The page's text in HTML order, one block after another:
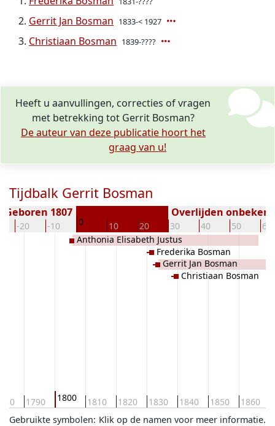
Gerrit Jan Bosman 1833-< 1927
Christiaan Bosman 1839-????
Heeft u aanvullingen, correcties of vragen
met betrekking tot Gerrit Bosman?
De auteur van deze publicatie hoort het
graag van u!
Tijdbalk Gerrit Bosman
-20 -10 0 10 20 30 40 50 60
Geboren 1807 Overlijden
1790 1800 1810 1820 1830 1840 1850 1860
Anthonia Elisabeth Justus
Frederika Bosman
Gerrit Jan Bosman
Christiaan Bosman
Klik op de namen voor meer informatie.
Gebruikte symbolen: